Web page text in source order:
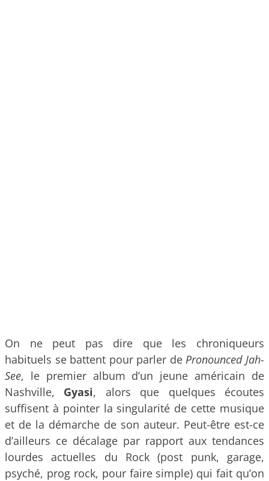
On ne peut pas dire que les chroniqueurs
habituels se battent pour parler dePronounced Jah-
See, le premier album d’un jeune américain de
Nashville, Gyasi, alors que quelques écoutes
suffisent à pointer la singularité de cette musique
et de la démarche de son auteur. Peut-être est-ce
d’ailleurs ce décalage par rapport aux tendances
lourdes actuelles du Rock (post punk, garage,
psyché, prog rock, pour faire simple) qui fait qu’on